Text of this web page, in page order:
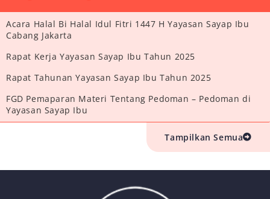
Acara Halal Bi Halal Idul Fitri 1447 H Yayasan Sayap Ibu
Cabang Jakarta
Rapat Kerja Yayasan Sayap Ibu Tahun 2025
Rapat Tahunan Yayasan Sayap Ibu Tahun 2025
FGD Pemaparan Materi Tentang Pedoman – Pedoman di
Yayasan Sayap Ibu
Tampilkan Semua